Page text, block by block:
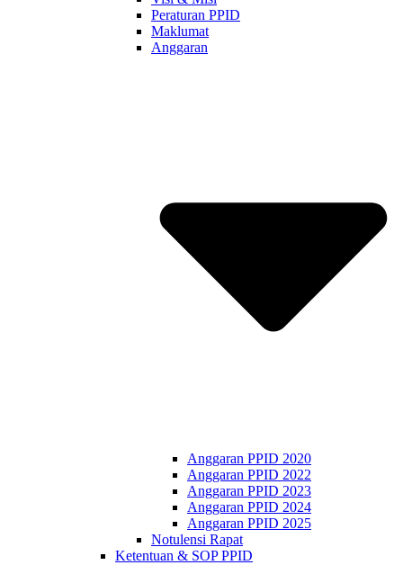
Peraturan PPID
Maklumat
Anggaran
Anggaran PPID 2020
Anggaran PPID 2022
Anggaran PPID 2023
Anggaran PPID 2024
Anggaran PPID 2025
Notulensi Rapat
Ketentuan & SOP PPID